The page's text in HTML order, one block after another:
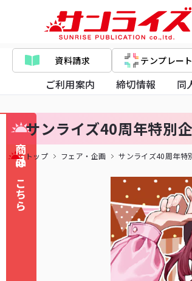
資料請求 テンプレー
ご利用案内 締切情報 同
商品はこちら
サンライズ40周年特別
トップ フェア・企画 サンライズ40周年特